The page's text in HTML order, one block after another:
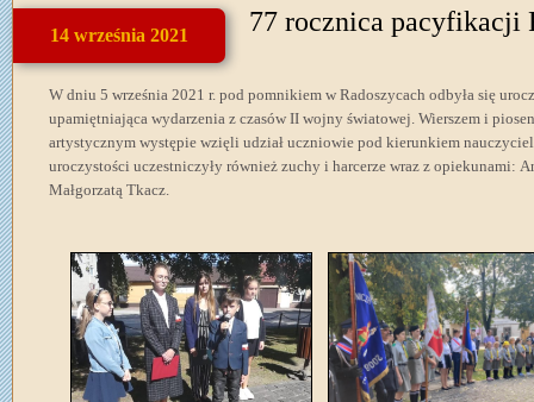
14 września 2021 77 rocznica pacyfikacji
W dniu 5 września 2021 r. pod pomnikiem w Radoszycach odbyła się
upamiętniająca wydarzenia z czasów II wojny światowej. Wierszem i
artystycznym występie wzięli udział uczniowie pod kierunkiem
uroczystości uczestniczyły również zuchy i harcerze wraz z opiekunami:
Małgorzatą Tkacz.